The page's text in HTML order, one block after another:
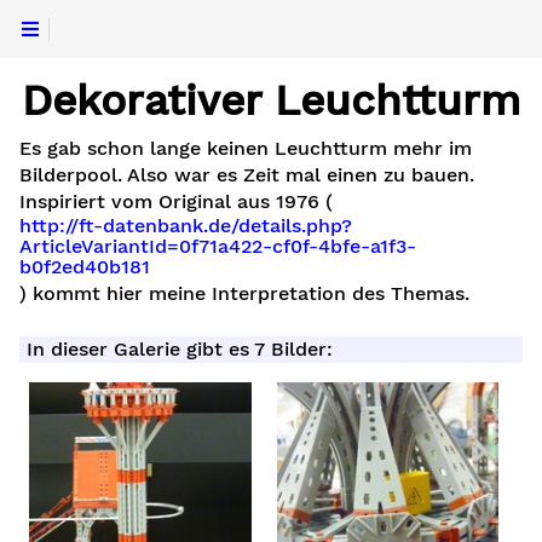
Dekorativer Leuchtturm
Es gab schon lange keinen Leuchtturm mehr im
Bilderpool. Also war es Zeit mal einen zu bauen.
Inspiriert vom Original aus 1976 (
http://ft-datenbank.de/details.php?
ArticleVariantId=0f71a422-cf0f-4bfe-a1f3-
b0f2ed40b181
) kommt hier meine Interpretation des Themas.
In dieser Galerie gibt es 7 Bilder: